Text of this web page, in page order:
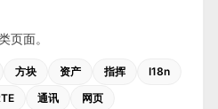
页面。
方块 资产 指挥
I18n
通讯
网页